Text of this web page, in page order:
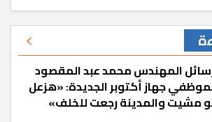
المهندس محمد عبد المقصود
جهاز أكتوبر الجديدة: «هزعل
مشيت والمدينة رجعت للخلف»